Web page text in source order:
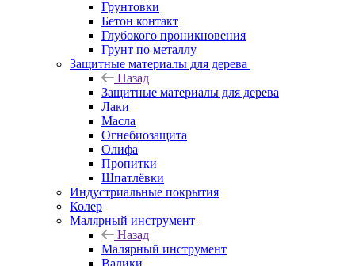
Грунтовки
Бетон контакт
Глубокого проникновения
Грунт по металлу
Защитные материалы для дерева
Назад
Защитные материалы для дерева
Лаки
Масла
Огнебиозащита
Олифа
Пропитки
Шпатлёвки
Индустриальные покрытия
Колер
Малярный инструмент
Назад
Малярный инструмент
Валики